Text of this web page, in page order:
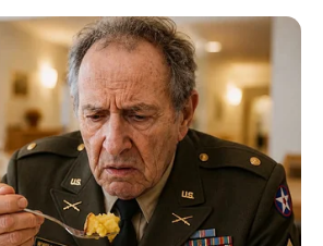
la vie 29 mai
(Bryan